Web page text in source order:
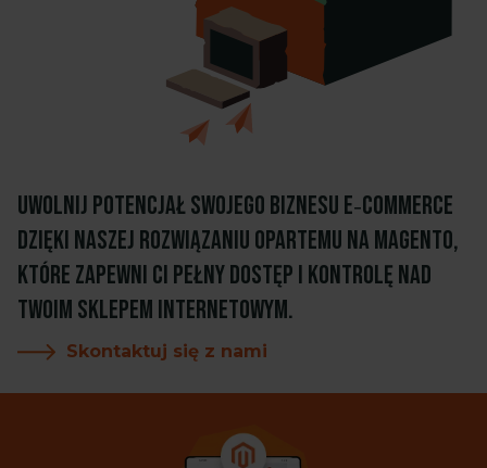
Uwolnij potencjał swojego biznesu e‑commerce
dzięki naszej rozwiązaniu opartemu na Magento,
które zapewni Ci pełny dostęp i kontrolę nad
Twoim sklepem internetowym.
Skontaktuj się z nami